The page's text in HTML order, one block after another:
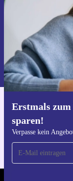
Erstmals zum
sparen!
Verpasse kein
Informationen
du in unserer